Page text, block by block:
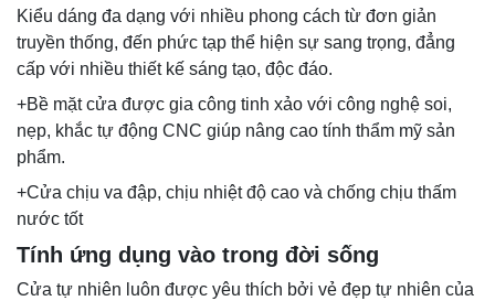
Kiểu dáng đa dạng với nhiều phong cách từ đơn giản
truyền thống, đến phức tạp thể hiện sự sang trọng, đẳng
cấp với nhiều thiết kế sáng tạo, độc đáo.
+Bề mặt cửa được gia công tinh xảo với công nghệ soi,
nẹp, khắc tự động CNC giúp nâng cao tính thẩm mỹ sản
phẩm.
+Cửa chịu va đập, chịu nhiệt độ cao và chống chịu thấm
nước tốt
Tính ứng dụng vào trong đời sống
Cửa tự nhiên luôn được yêu thích bởi vẻ đẹp tự nhiên của